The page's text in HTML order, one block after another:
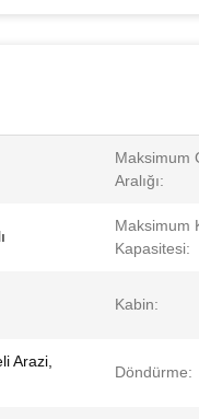
Maksimum
Aralığı:
Maksimum
Kapasitesi:
Kabin:
Arazi,
Döndürme: